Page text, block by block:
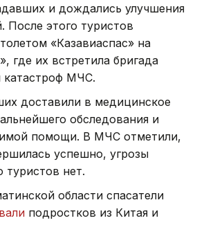
и дождались улучшения
После этого туристов
«Казавиаспас» на
где их встретила бригада
МЧС.
доставили в медицинское
обследования и
помощи. В МЧС отметили,
успешно, угрозы
нет.
области спасатели
подростков из Китая и